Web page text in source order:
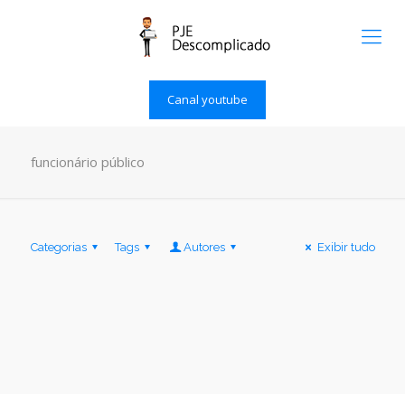
Canal youtube
funcionário público
Categorias Tags Autores Exibir tudo